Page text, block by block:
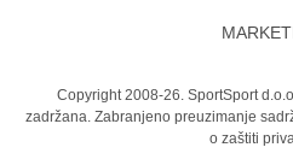
Copyright 2008-26. SportSport
zadržana. Zabranjeno preuzimanje
o zaštiti